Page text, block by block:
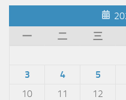
一
二 三
3
4 5
10
11 12